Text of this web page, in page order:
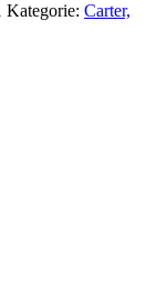
Kategorie: Carter,